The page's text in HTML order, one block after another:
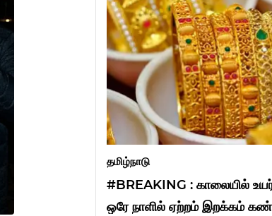
தமிழ்நாடு
#BREAKING : காலையில்
ஒரே நாளில் ஏற்றம் இறக்கம்